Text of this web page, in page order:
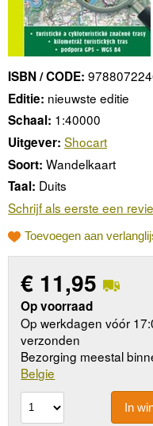
ISBN / CODE:
Editie: nieuwste editie
Schaal: 1:40000
Uitgever: Shocart
Soort: Wandelkaart
Taal: Duits
Schrijf als eerste een
Toevoegen aan
€ 11,95
Op voorraad
Op werkdagen vóór
verzonden
Bezorging meestal
Belgie
In